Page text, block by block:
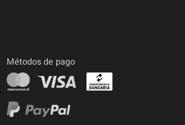
Métodos de pago